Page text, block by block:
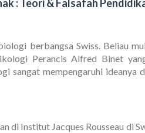
: Teori & Falsafah
berbangsa Swiss. Beliau
Perancis Alfred Binet
sangat mempengaruhi ideanya
di Institut Jacques Rousseau di